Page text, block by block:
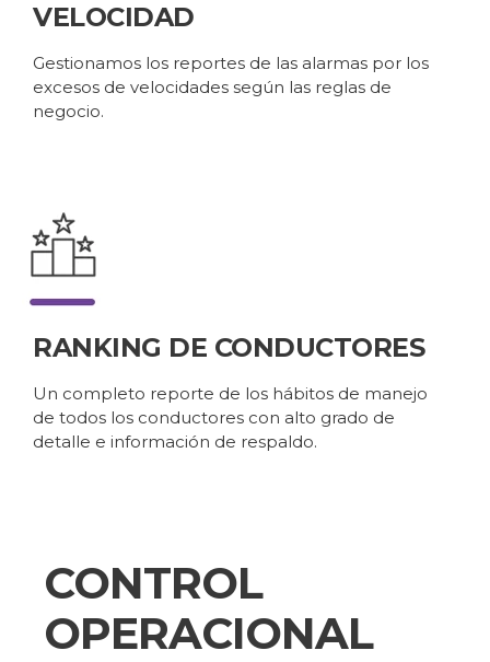
VELOCIDAD
Gestionamos los reportes de las alarmas por los
excesos de velocidades según las reglas de
negocio.
RANKING DE CONDUCTORES
Un completo reporte de los hábitos de manejo
de todos los conductores con alto grado de
detalle e información de respaldo.
CONTROL
OPERACIONAL